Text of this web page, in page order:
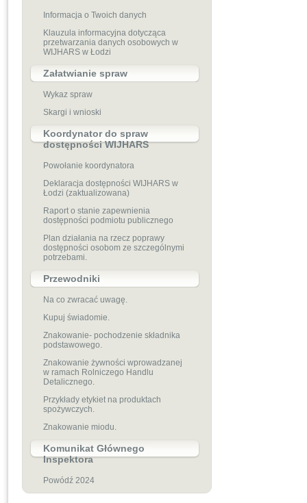
Informacja o Twoich danych
Klauzula informacyjna dotycząca
przetwarzania danych osobowych w
WIJHARS w Łodzi
Załatwianie spraw
Wykaz spraw
Skargi i wnioski
Koordynator do spraw
dostępności WIJHARS
Powołanie koordynatora
Deklaracja dostępności WIJHARS w
Łodzi (zaktualizowana)
Raport o stanie zapewnienia
dostępności podmiotu publicznego
Plan działania na rzecz poprawy
dostępności osobom ze szczególnymi
potrzebami.
Przewodniki
Na co zwracać uwagę.
Kupuj świadomie.
Znakowanie- pochodzenie składnika
podstawowego.
Znakowanie żywności wprowadzanej
w ramach Rolniczego Handlu
Detalicznego.
Przykłady etykiet na produktach
spożywczych.
Znakowanie miodu.
Komunikat Głównego
Inspektora
Powódź 2024